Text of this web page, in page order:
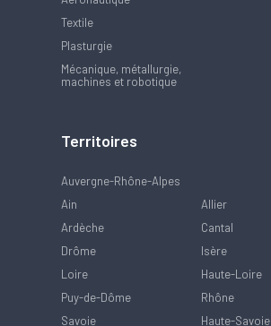
Textile
Plasturgie
Mécanique, métallurgie,
machines et robotique
Territoires
Auvergne-Rhône-Alpes
Ain
Allier
Ardèche
Cantal
Drôme
Isère
Loire
Haute-Loire
Puy-de-Dôme
Rhône
Savoie
Haute-Savoie